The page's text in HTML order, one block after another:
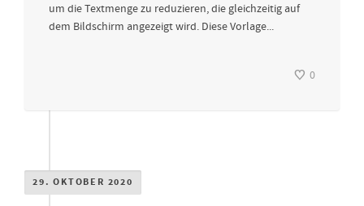
um die Textmenge zu reduzieren, die gleichzeitig auf
dem Bildschirm angezeigt wird. Diese Vorlage...
0
29. OKTOBER 2020